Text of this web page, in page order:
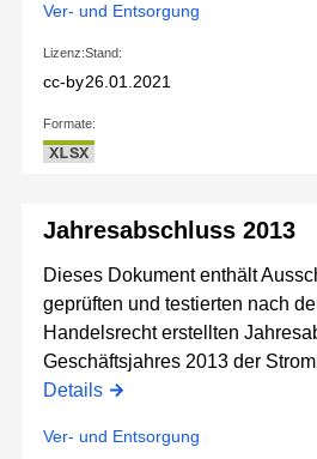
Ver- und Entsorgung
Lizenz:
cc-by
Stand:
26.01.2021
Formate:
XLSX
Jahresabschluss 2013
Dieses Dokument enthält
geprüften und testierten nach
Handelsrecht erstellten
Geschäftsjahres 2013 der
Details
Ver- und Entsorgung